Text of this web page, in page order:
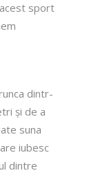
sport
dintr-
și de a
suna
iubesc
dintre